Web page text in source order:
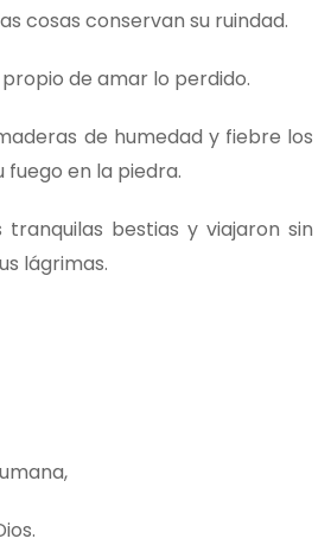
cosas conservan su ruindad.
de amar lo perdido.
de humedad y fiebre los
fuego en la piedra.
tranquilas bestias y viajaron sin
lágrimas.